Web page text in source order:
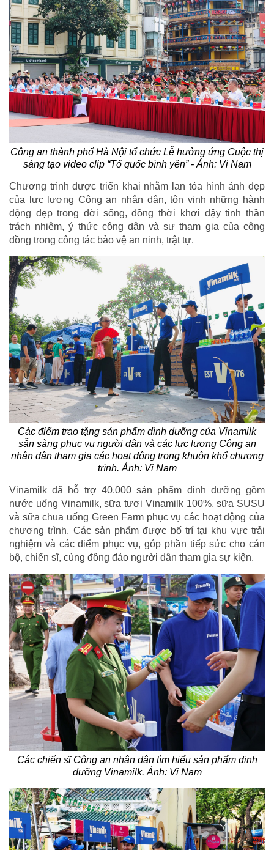
Công an thành phố Hà Nội tổ chức Lễ hưởng ứng Cuộc thị
sáng tạo video clip “Tổ quốc bình yên” - Ảnh: Vi Nam
Chương trình được triển khai nhằm lan tỏa hình ảnh đẹp
của lực lượng Công an nhân dân, tôn vinh những hành
động đẹp trong đời sống, đồng thời khơi dậy tinh thần
trách nhiệm, ý thức công dân và sự tham gia của cộng
đồng trong công tác bảo vệ an ninh, trật tự.
Các điểm trao tặng sản phẩm dinh dưỡng của Vinamilk
sẵn sàng phục vụ người dân và các lực lượng Công an
nhân dân tham gia các hoạt động trong khuôn khổ chương
trình. Ảnh: Vi Nam
Vinamilk đã hỗ trợ 40.000 sản phẩm dinh dưỡng gồm
nước uống Vinamilk, sữa tươi Vinamilk 100%, sữa SUSU
và sữa chua uống Green Farm phục vụ các hoạt động của
chương trình. Các sản phẩm được bố trí tại khu vực trải
nghiệm và các điểm phục vụ, góp phần tiếp sức cho cán
bộ, chiến sĩ, cùng đông đảo người dân tham gia sự kiện.
Các chiến sĩ Công an nhân dân tìm hiểu sản phẩm dinh
dưỡng Vinamilk. Ảnh: Vi Nam